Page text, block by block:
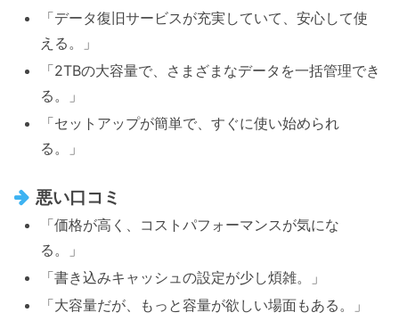
「データ復旧サービスが充実していて、安心して使
える。」
「2TBの大容量で、さまざまなデータを一括管理でき
る。」
「セットアップが簡単で、すぐに使い始められ
る。」
悪い口コミ
「価格が高く、コストパフォーマンスが気にな
る。」
「書き込みキャッシュの設定が少し煩雑。」
「大容量だが、もっと容量が欲しい場面もある。」